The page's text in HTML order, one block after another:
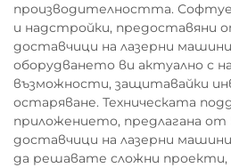
производителността.
и надстройки, предоставяни
доставчици на лазерни
оборудването ви актуално с
възможности, защитавайки
остаряване. Техническата
приложението, предлагана
доставчици на лазерни машини
да решавате сложни